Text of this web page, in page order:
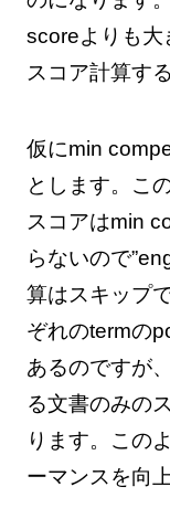
scoreよりも大
スコア計算す
仮にmin
とします。こ
スコアはmin
らないので
算はスキップ
ぞれのtermの
あるのですが
る文書のみの
ります。この
ーマンスを向